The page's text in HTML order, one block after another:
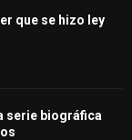
que se hizo ley
serie biográfica